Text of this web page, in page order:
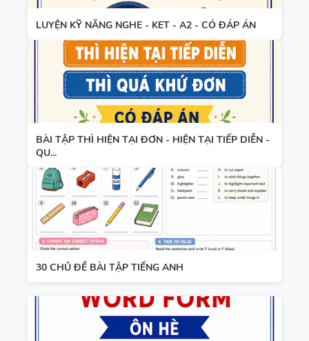
LUYỆN KỸ NĂNG NGHE - KET - A2 - CÓ ĐÁP ÁN
BÀI TẬP THÌ HIỆN TẠI ĐƠN - HIỆN TẠI TIẾP DIỄN -
QU...
30 CHỦ ĐỀ BÀI TẬP TIẾNG ANH